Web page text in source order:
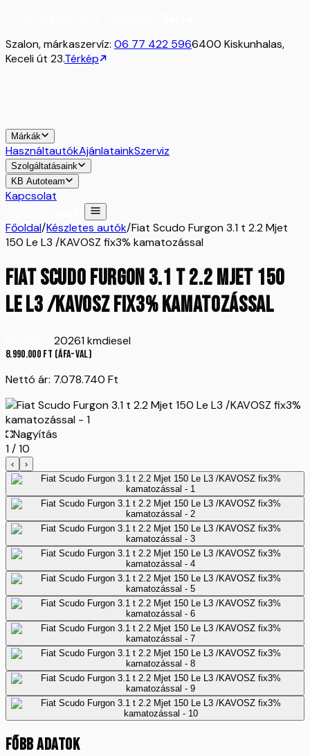
Szalon, márkaszervíz: 06 77 422 5966400 Kiskunhalas,
Keceli út 23.Térkép
Márkák
HasználtautókAjánlatainkSzerviz
Szolgáltatásaink
KB Autoteam
Kapcsolat
Főoldal/Készletes autók/Fiat Scudo Furgon 3.1 t 2.2 Mjet
150 Le L3 /KAVOSZ fix3% kamatozással
Fiat Scudo Furgon 3.1 t 2.2 Mjet 150
Le L3 /KAVOSZ fix3% kamatozással
20261 kmdiesel
8.990.000Ft (ÁFA-val)
Nettó ár: 7.078.740 Ft
Nagyítás
1/10
‹ ›
FŐBB ADATOK